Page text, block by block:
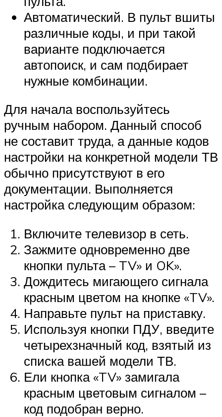
Автоматический. В пульт вшиты
различные коды, и при такой
варианте подключается
автопоиск, и сам подбирает
нужные комбинации.
Для начала воспользуйтесь
ручным набором. Данный способ
не составит труда, а данные кодов
настройки на конкретной модели ТВ
обычно присутствуют в его
документации. Выполняется
настройка следующим образом:
Включите телевизор в сеть.
Зажмите одновременно две
кнопки пульта – TV» и OK».
Дождитесь мигающего сигнала
красным цветом на кнопке «TV».
Направьте пульт на приставку.
Используя кнопки ПДУ, введите
четырехзначный код, взятый из
списка вашей модели ТВ.
Ели кнопка «TV» замигала
красным цветовым сигналом –
код подобран верно.